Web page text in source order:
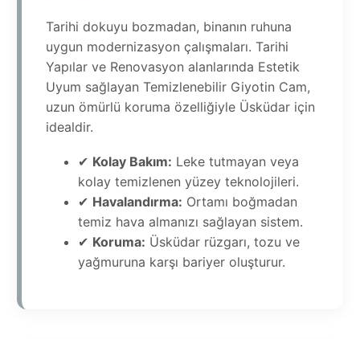
Tarihi dokuyu bozmadan, binanın ruhuna
uygun modernizasyon çalışmaları. Tarihi
Yapılar ve Renovasyon alanlarında Estetik
Uyum sağlayan Temizlenebilir Giyotin Cam,
uzun ömürlü koruma özelliğiyle Üsküdar için
idealdir.
✔ Kolay Bakım: Leke tutmayan veya
kolay temizlenen yüzey teknolojileri.
✔ Havalandırma: Ortamı boğmadan
temiz hava almanızı sağlayan sistem.
✔ Koruma: Üsküdar rüzgarı, tozu ve
yağmuruna karşı bariyer oluşturur.